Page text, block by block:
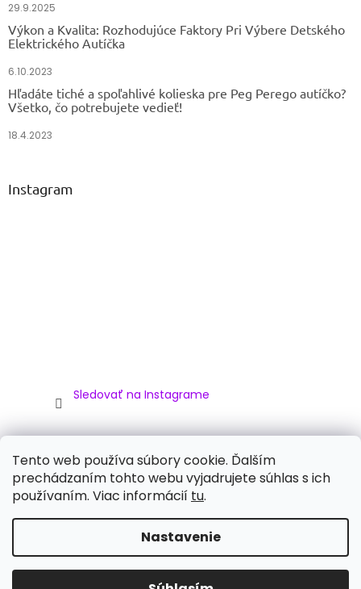
Tento web používa súbory cookie. Ďalším
prechádzaním tohto webu vyjadrujete súhlas s ich
používaním. Viac informácií tu.
Nastavenie
29.9.2025
Výkon a Kvalita: Rozhodujúce Faktory Pri Výbere Detského
Elektrického Autíčka
6.10.2023
Hľadáte tiché a spoľahlivé kolieska pre Peg Perego autíčko?
Všetko, čo potrebujete vedieť!
18.4.2023
Instagram
Sledovať na Instagrame
Facebook
Copyright 2026Elektrické Autíčko. Všetky práva